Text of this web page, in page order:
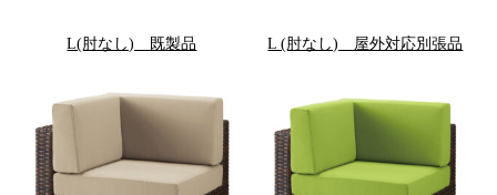
L(肘なし) 既製品 L (肘なし) 屋外対応別張品